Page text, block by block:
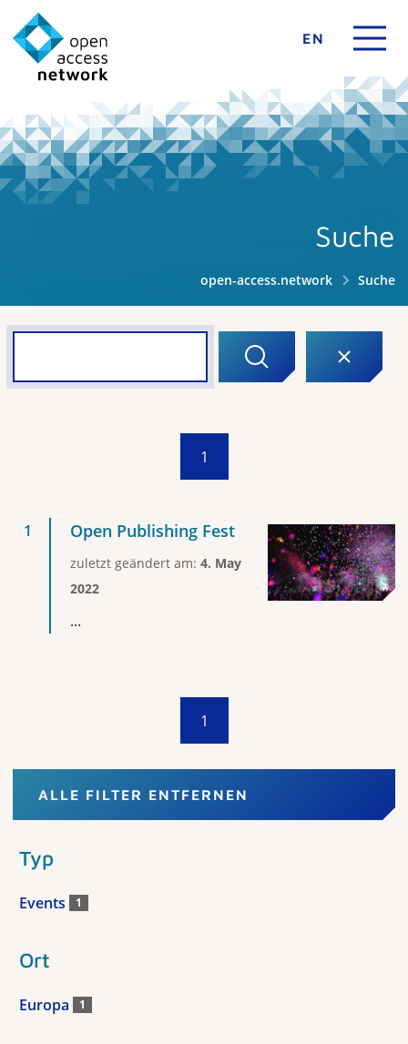
EN
Suche
open-access.network Suche
1
Open Publishing Fest
zuletzt geändert am: 4. May
2022
...
1
ALLE FILTER ENTFERNEN
Typ
Events 1
Ort
Europa 1